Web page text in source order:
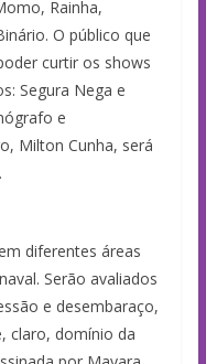
Rainha,
O público que
curtir os shows
Segura Nega e
e
Milton Cunha, será
diferentes áreas
Serão avaliados
e desembaraço,
claro, domínio da